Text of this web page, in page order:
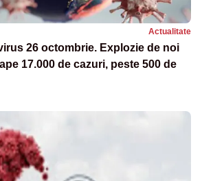
Actualitate
26 octombrie. Explozie de noi
17.000 de cazuri, peste 500 de